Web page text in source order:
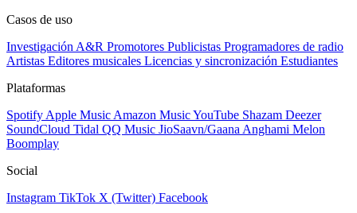
Casos de uso
Investigación A&R Promotores Publicistas Programadores de radio
Artistas Editores musicales Licencias y sincronización Estudiantes
Plataformas
Spotify Apple Music Amazon MusicYouTube Shazam Deezer
SoundCloud Tidal QQ Music JioSaavn/Gaana Anghami Melon
Boomplay
Social
Instagram TikTok X (Twitter) Facebook